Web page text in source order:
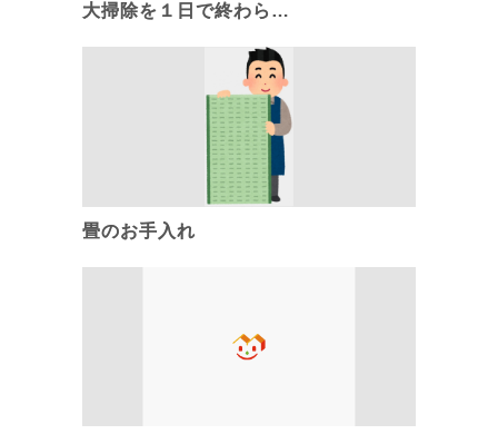
大掃除を１日で終わら…
畳のお手入れ